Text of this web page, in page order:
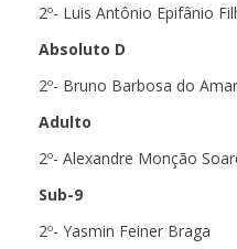
2º- Luis Antônio Epifânio
Absoluto D
2º- Bruno Barbosa do
Adulto
2º- Alexandre Monção
Sub-9
2º- Yasmin Feiner Braga